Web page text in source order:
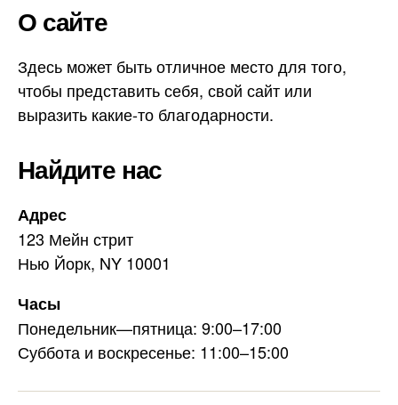
О сайте
Здесь может быть отличное место для того,
чтобы представить себя, свой сайт или
выразить какие-то благодарности.
Найдите нас
Адрес
123 Мейн стрит
Нью Йорк, NY 10001
Часы
Понедельник—пятница: 9:00–17:00
Суббота и воскресенье: 11:00–15:00